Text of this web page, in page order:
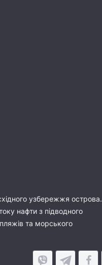
узбережжя острова.
нафти з підводного
та морського